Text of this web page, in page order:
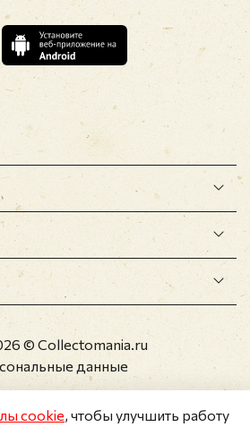
© Collectomania.ru
данные
cookie, чтобы улучшить работу